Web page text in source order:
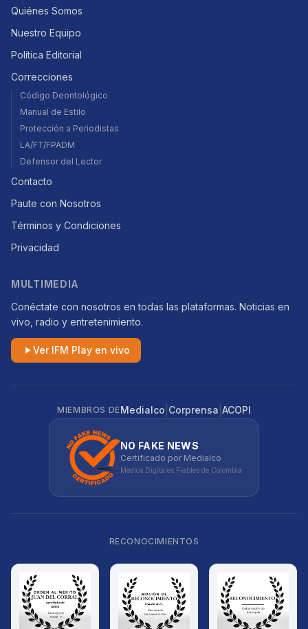
Quiénes Somos
Nuestro Equipo
Política Editorial
Correcciones
Código Deontológico
Manual de Estilo
Protección a Periodistas
LA/FT/FPADM
Defensor del Lector
Contacto
Paute con Nosotros
Términos y Condiciones
Privacidad
MULTIMEDIA
Conéctate con nosotros en todas las plataformas. Noticias en
vivo, radio y entretenimiento.
Ver IFM Play en vivo
MIEMBROS DEMedialco Corprensa ACOPI
NO FAKE NEWS
Certificado por Medialco
Medios Digitales Fiables de Colombia
RECONOCIMIENTOS